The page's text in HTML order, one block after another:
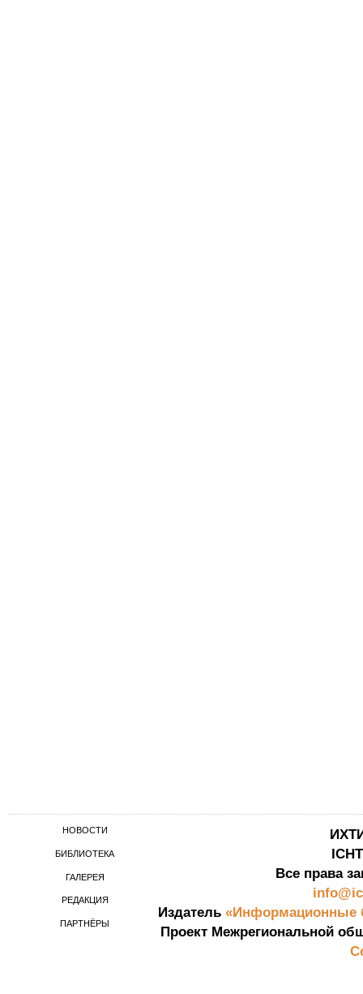
НОВОСТИ
БИБЛИОТЕКА
ГАЛЕРЕЯ
РЕДАКЦИЯ
ПАРТНЁРЫ
Все права
Издатель «Информационные
Проект Межрегиональной